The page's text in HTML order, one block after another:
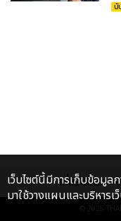
บั
เกี่ยวกับเรา
© 2026
เว็บไซต์นี้มีการเก็บข้อมู
มาใช้วางแผนและบริหารเ